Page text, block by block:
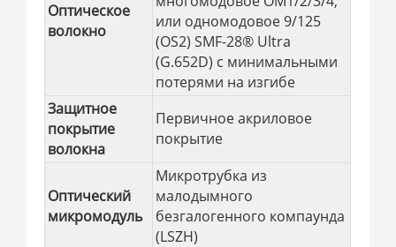
Оптическое
волокно
или одномодовое 9/125
(OS2) SMF-28® Ultra
(G.652D) с минимальными
потерями на изгибе
Защитное
покрытие
волокна
Первичное акриловое
покрытие
Оптический
микромодуль
Микротрубка из
малодымного
безгалогенного компаунда
(LSZH)